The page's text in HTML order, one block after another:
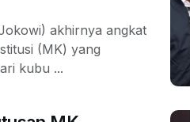
akhirnya angkat
(MK) yang
kubu ...